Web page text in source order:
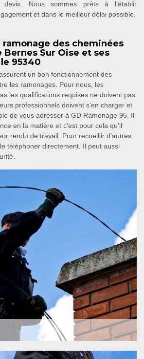
Nous sommes prêts à l’établir
et dans le meilleur délai possible.
ramonage des cheminées
Bernes Sur Oise et ses
95340
un bon fonctionnement des
les ramonages. Pour nous, les
les qualifications requises ne doivent pas
professionnels doivent s'en charger et
de vous adresser à GD Ramonage 95. Il
en la matière et c'est pour cela qu'il
rendu de travail. Pour recueillir d'autres
téléphoner directement. Il peut aussi